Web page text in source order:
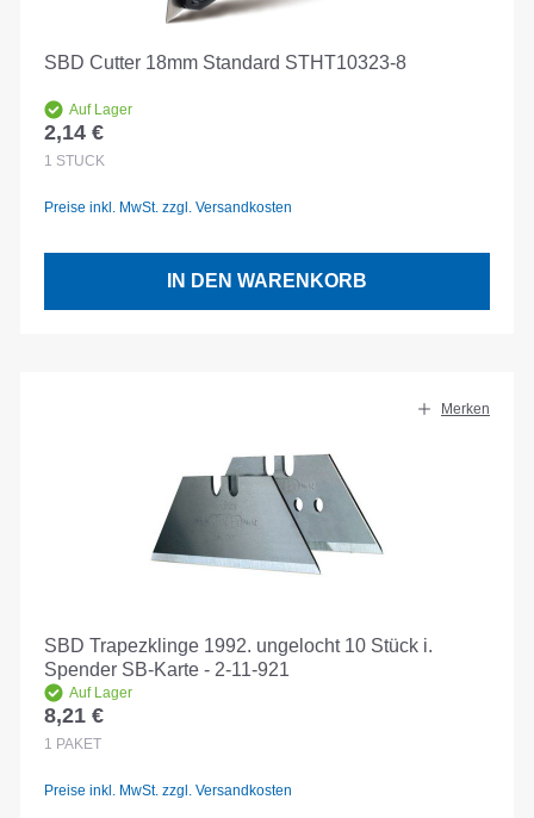
SBD Cutter 18mm Standard STHT10323-8
Auf Lager
Regulärer Preis:
2,14 €
1 STÜCK
Preise inkl. MwSt. zzgl. Versandkosten
IN DEN WARENKORB
Merken
SBD Trapezklinge 1992. ungelocht 10 Stück i.
Spender SB-Karte - 2-11-921
Auf Lager
Regulärer Preis:
8,21 €
1 PAKET
Preise inkl. MwSt. zzgl. Versandkosten